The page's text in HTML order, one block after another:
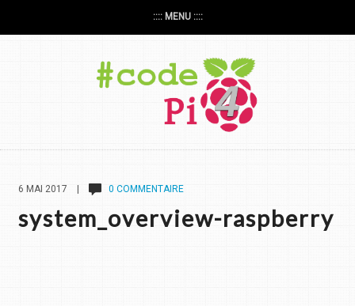
:::: MENU ::::
6 MAI 2017 | 0 COMMENTAIRE
system_overview-raspberry